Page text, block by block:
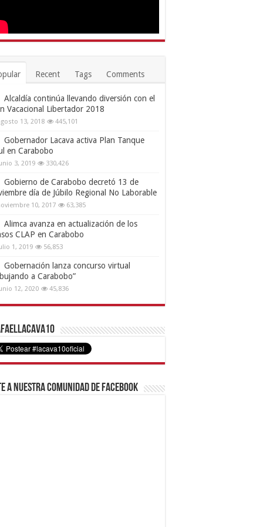
Recent Tags Comments
Alcaldía continúa llevando diversión con el
Vacacional Libertador 2018
13, 2018 445,101
Gobernador Lacava activa Plan Tanque
en Carabobo
3, 2019 330,426
Gobierno de Carabobo decretó 13 de
día de Júbilo Regional No Laborable
10, 2017 63,385
Alimca avanza en actualización de los
CLAP en Carabobo
1, 2019 56,853
Gobernación lanza concurso virtual
a Carabobo”
12, 2020 45,836
a nuestra comunidad de Facebook